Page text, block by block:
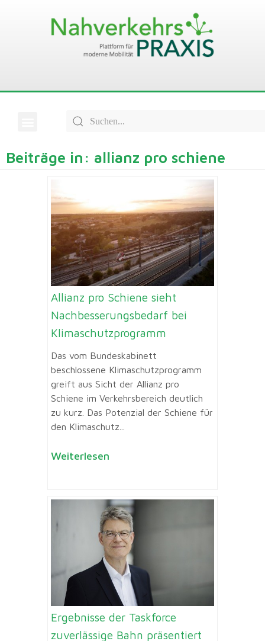
Beiträge in: allianz pro schiene
Allianz pro Schiene sieht
Nachbesserungsbedarf bei
Klimaschutzprogramm
Das vom Bundeskabinett
beschlossene Klimaschutzprogramm
greift aus Sicht der Allianz pro
Schiene im Verkehrsbereich deutlich
zu kurz. Das Potenzial der Schiene für
den Klimaschutz...
Weiterlesen
Ergebnisse der Taskforce
zuverlässige Bahn präsentiert